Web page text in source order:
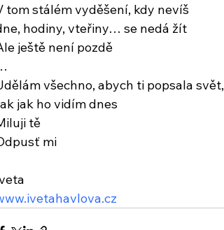
tom stálém vyděšení, kdy nevíš
hodiny, vteřiny… se nedá žít
ještě není pozdě
všechno, abych ti popsala svět,
jak ho vidím dnes
tě
mi